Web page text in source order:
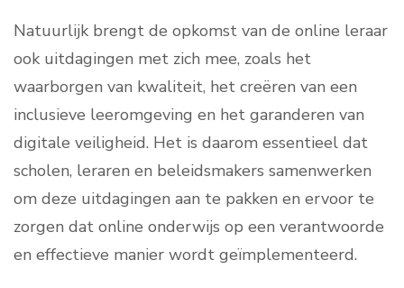
Natuurlijk brengt de opkomst van de online leraar
ook uitdagingen met zich mee, zoals het
waarborgen van kwaliteit, het creëren van een
inclusieve leeromgeving en het garanderen van
digitale veiligheid. Het is daarom essentieel dat
scholen, leraren en beleidsmakers samenwerken
om deze uitdagingen aan te pakken en ervoor te
zorgen dat online onderwijs op een verantwoorde
en effectieve manier wordt geïmplementeerd.